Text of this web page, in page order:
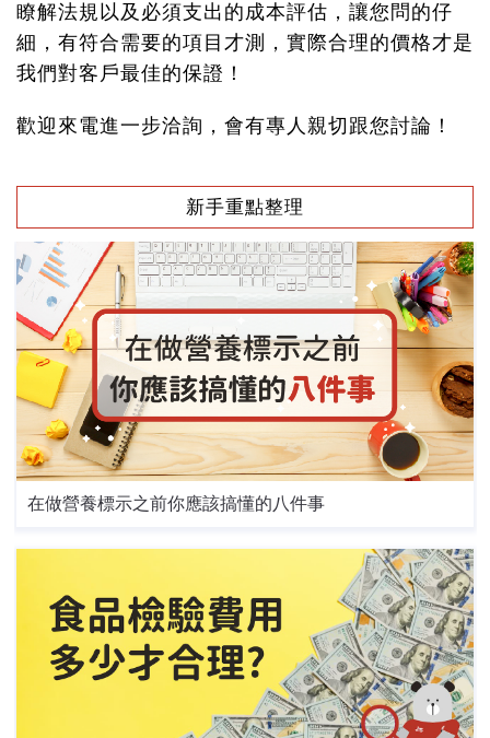
瞭解法規以及必須支出的成本評估，讓您問的仔
細，有符合需要的項目才測，實際合理的價格才是
我們對客戶最佳的保證！
歡迎來電進一步洽詢，會有專人親切跟您討論！
新手重點整理
在做營養標示之前你應該搞懂的八件事